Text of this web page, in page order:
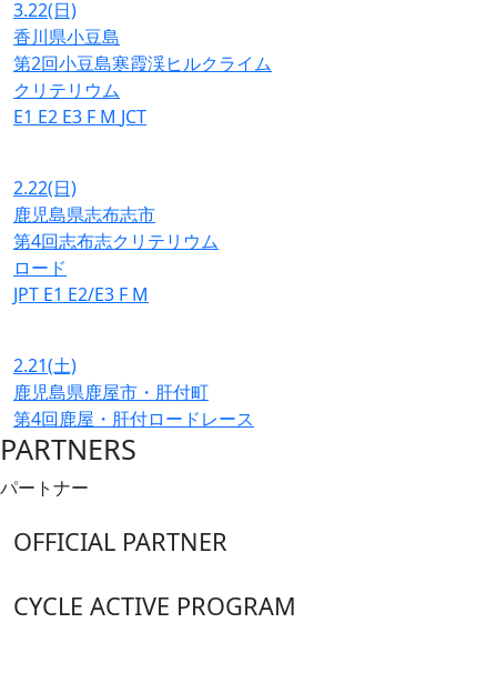
3.22(日)
香川県小豆島
第2回小豆島寒霞渓ヒルクライム
クリテリウム
E1 E2 E3 F M JCT
2.22(日)
鹿児島県志布志市
第4回志布志クリテリウム
ロード
JPT E1 E2/E3 F M
2.21(土)
鹿児島県鹿屋市・肝付町
第4回鹿屋・肝付ロードレース
PARTNERS
パートナー
OFFICIAL PARTNER
CYCLE ACTIVE PROGRAM